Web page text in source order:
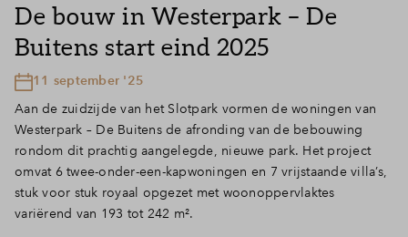
De bouw in Westerpark – De
Buitens start eind 2025
11 september '25
Aan de zuidzijde van het Slotpark vormen de woningen van
Westerpark – De Buitens de afronding van de bebouwing
rondom dit prachtig aangelegde, nieuwe park. Het project
omvat 6 twee-onder-een-kapwoningen en 7 vrijstaande villa’s,
stuk voor stuk royaal opgezet met woonoppervlaktes
variërend van 193 tot 242 m².